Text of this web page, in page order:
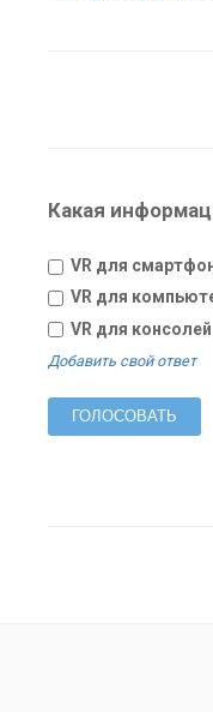
Какая
VR для
VR для
VR для консолей
Добавить свой ответ